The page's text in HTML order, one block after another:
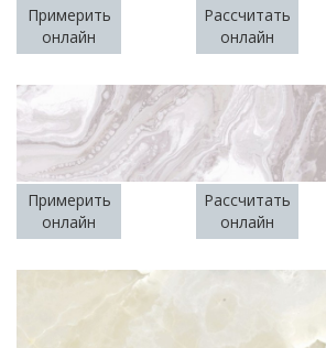
Примерить
онлайн
Рассчитать
онлайн
Примерить
онлайн
Рассчитать
онлайн